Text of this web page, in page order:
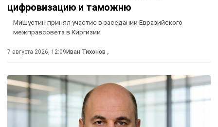
цифровизацию и таможню
Мишустин принял участие в заседании Евразийского
межправсовета в Киргизии
7 августа 2026, 12:09 Иван Тихонов ,